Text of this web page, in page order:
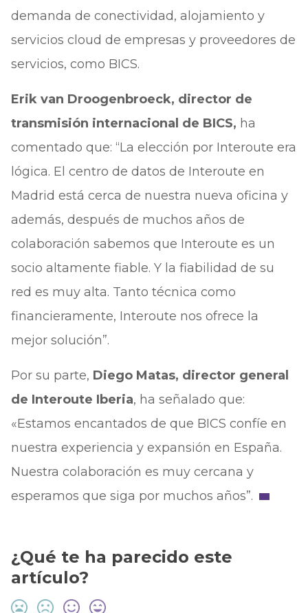
demanda de conectividad, alojamiento y
servicios cloud de empresas y proveedores de
servicios, como BICS.
Erik van Droogenbroeck, director de
transmisión internacional de BICS, ha
comentado que: “La elección por Interoute era
lógica. El centro de datos de Interoute en
Madrid está cerca de nuestra nueva oficina y
además, después de muchos años de
colaboración sabemos que Interoute es un
socio altamente fiable. Y la fiabilidad de su
red es muy alta. Tanto técnica como
financieramente, Interoute nos ofrece la
mejor solución”.
Por su parte, Diego Matas, director general
de Interoute Iberia, ha señalado que:
«Estamos encantados de que BICS confíe en
nuestra experiencia y expansión en España.
Nuestra colaboración es muy cercana y
esperamos que siga por muchos años”.
¿Qué te ha parecido este
artículo?